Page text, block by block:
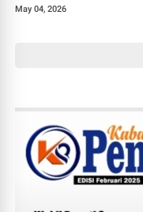
Dukungan Pendidikan
May 04, 2026